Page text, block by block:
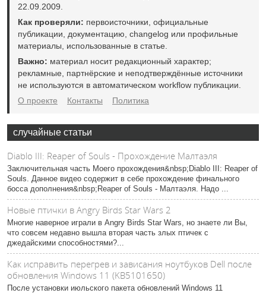
22.09.2009.
Как проверяли: первоисточники, официальные
публикации, документацию, changelog или профильные
материалы, использованные в статье.
Важно: материал носит редакционный характер;
рекламные, партнёрские и неподтверждённые источники
не используются в автоматическом workflow публикации.
О проекте
Контакты Политика
случайные статьи
Diablo III: Reaper of Souls - Прохождение Малтаэля
Заключительная часть Моего прохождения&nbsp;Diablo III: Reaper of
Souls. Данное видео содержит в себе прохождение финального
босса дополнения&nbsp;Reaper of Souls - Малтаэля. Надо ...
Новые птички в Angry Birds Star Wars 2
Многие наверное играли в Angry Birds Star Wars, но знаете ли Вы,
что совсем недавно вышла вторая часть злых птичек с
джедайскими способностями?...
Как исправить перегрев и зависания ноутбуков Dell после
обновления Windows 11 (KB5101650)
После установки июльского пакета обновлений Windows 11